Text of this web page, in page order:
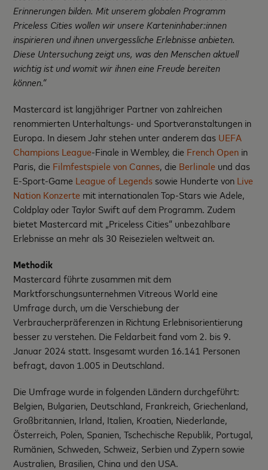
Erinnerungen bilden. Mit unserem globalen Programm
Priceless Cities wollen wir unsere Karteninhaber:innen
inspirieren und ihnen unvergessliche Erlebnisse anbieten.
Diese Untersuchung zeigt uns, was den Menschen aktuell
wichtig ist und womit wir ihnen eine Freude bereiten
können.“
Mastercard ist langjähriger Partner von zahlreichen
renommierten Unterhaltungs- und Sportveranstaltungen in
Europa. In diesem Jahr stehen unter anderem das UEFA
Champions League-Finale in Wembley, die French Open in
Paris, die Filmfestspiele von Cannes, die Berlinale und das
E-Sport-Game League of Legends sowie Hunderte von Live
Nation Konzerte mit internationalen Top-Stars wie Adele,
Coldplay oder Taylor Swift auf dem Programm. Zudem
bietet Mastercard mit „Priceless Cities“ unbezahlbare
Erlebnisse an mehr als 30 Reisezielen weltweit an.
Methodik
Mastercard führte zusammen mit dem
Marktforschungsunternehmen Vitreous World eine
Umfrage durch, um die Verschiebung der
Verbraucherpräferenzen in Richtung Erlebnisorientierung
besser zu verstehen. Die Feldarbeit fand vom 2. bis 9.
Januar 2024 statt. Insgesamt wurden 16.141 Personen
befragt, davon 1.005 in Deutschland.
Die Umfrage wurde in folgenden Ländern durchgeführt:
Belgien, Bulgarien, Deutschland, Frankreich, Griechenland,
Großbritannien, Irland, Italien, Kroatien, Niederlande,
Österreich, Polen, Spanien, Tschechische Republik, Portugal,
Rumänien, Schweden, Schweiz, Serbien und Zypern sowie
Australien, Brasilien, China und den USA.